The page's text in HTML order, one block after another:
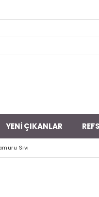
YENİ ÇIKANLAR
Sıvı